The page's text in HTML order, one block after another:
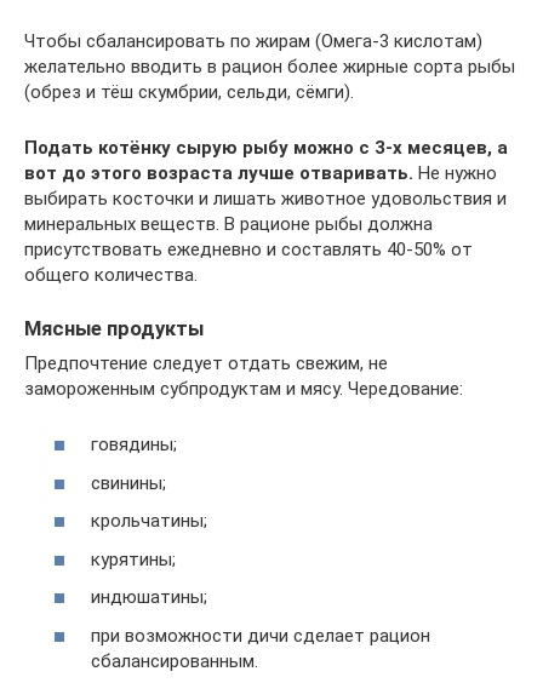
Чтобы сбалансировать по жирам (Омега-3 кислотам)
желательно вводить в рацион более жирные сорта рыбы
(обрез и тёш скумбрии, сельди, сёмги).
Подать котёнку сырую рыбу можно с 3-х месяцев, а
вот до этого возраста лучше отваривать. Не нужно
выбирать косточки и лишать животное удовольствия и
минеральных веществ. В рационе рыбы должна
присутствовать ежедневно и составлять 40-50% от
общего количества.
Мясные продукты
Предпочтение следует отдать свежим, не
замороженным субпродуктам и мясу. Чередование:
говядины;
свинины;
крольчатины;
курятины;
индюшатины;
при возможности дичи сделает рацион
сбалансированным.